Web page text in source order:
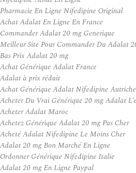
Pharmacie En Ligne Nifedipine Original
Achat Adalat En Ligne En France
Commander Adalat 20 mg Generique
Meilleur Site Pour Commander Du Adalat
Bas Prix Adalat 20 mg
Achat Générique Adalat France
Adalat à prix réduit
Achat Générique Adalat Nifedipine Autriche
Acheter Du Vrai Générique 20 mg Adalat
Acheter Adalat Maroc
Achetez Générique Adalat 20 mg Pas Cher
Acheté Adalat Nifedipine Le Moins Cher
Adalat 20 mg Bon Marché En Ligne
Ordonner Générique Nifedipine Italie
Adalat 20 mg En Ligne Paypal